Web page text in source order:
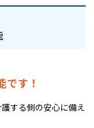
です！
する側の安心に備え